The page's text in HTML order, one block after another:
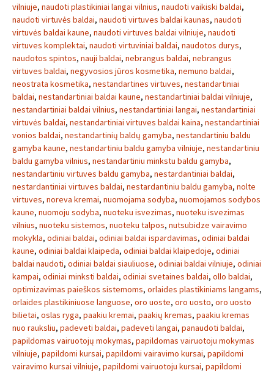
vilniuje, naudoti plastikiniai langai vilnius, naudoti vaikiski baldai,
naudoti virtuvės baldai, naudoti virtuves baldai kaunas, naudoti
virtuvės baldai kaune, naudoti virtuves baldai vilniuje, naudoti
virtuves komplektai, naudoti virtuviniai baldai, naudotos durys,
naudotos spintos, nauji baldai, nebrangus baldai, nebrangus
virtuves baldai, negyvosios jūros kosmetika, nemuno baldai,
neostrata kosmetika, nestandartines virtuves, nestandartiniai
baldai, nestandartiniai baldai kaune, nestandartiniai baldai vilniuje,
nestandartiniai baldai vilnius, nestandartiniai langai, nestandartiniai
virtuvės baldai, nestandartiniai virtuves baldai kaina, nestandartiniai
vonios baldai, nestandartinių baldų gamyba, nestandartiniu baldu
gamyba kaune, nestandartiniu baldu gamyba vilniuje, nestandartiniu
baldu gamyba vilnius, nestandartiniu minkstu baldu gamyba,
nestandartiniu virtuves baldu gamyba, nestardantiniai baldai,
nestardantiniai virtuves baldai, nestardantiniu baldu gamyba, nolte
virtuves, noreva kremai, nuomojama sodyba, nuomojamos sodybos
kaune, nuomoju sodyba, nuoteku isvezimas, nuoteku isvezimas
vilnius, nuoteku sistemos, nuoteku talpos, nutsubidze vairavimo
mokykla, odiniai baldai, odiniai baldai ispardavimas, odiniai baldai
kaune, odiniai baldai klaipeda, odiniai baldai klaipedoje, odiniai
baldai naudoti, odiniai baldai siauliuose, odiniai baldai vilniuje, odiniai
kampai, odiniai minksti baldai, odiniai svetaines baldai, ollo baldai,
optimizavimas paieškos sistemoms, orlaides plastikiniams langams,
orlaides plastikiniuose languose, oro uoste, oro uosto, oro uosto
bilietai, oslas ryga, paakiu kremai, paakių kremas, paakiu kremas
nuo rauksliu, padeveti baldai, padeveti langai, panaudoti baldai,
papildomas vairuotojų mokymas, papildomas vairuotoju mokymas
vilniuje, papildomi kursai, papildomi vairavimo kursai, papildomi
vairavimo kursai vilniuje, papildomi vairuotoju kursai, papildomi